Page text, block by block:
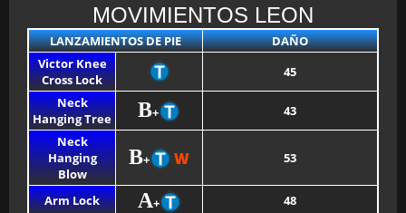
MOVIMIENTOS LEON
LANZAMIENTOS DE PIE
DAÑO
Victor Knee
Cross Lock
45
Neck
Hanging Tree
B+
43
Neck
Hanging
Blow
B+ W 53
Arm Lock A+
48